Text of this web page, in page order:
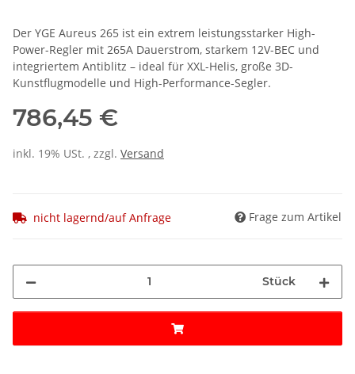
Der YGE Aureus 265 ist ein extrem leistungsstarker High-
Power-Regler mit 265A Dauerstrom, starkem 12V-BEC und
integriertem Antiblitz – ideal für XXL-Helis, große 3D-
Kunstflugmodelle und High-Performance-Segler.
786,45 €
inkl. 19% USt. , zzgl. Versand
nicht lagernd/auf Anfrage Frage zum Artikel
Stück